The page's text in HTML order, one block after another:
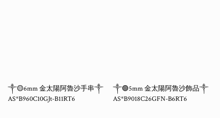
༒🟡6mm 金太陽阿魯沙手串༒
AS*B960C10GJt-B11RT6
༒🟢5mm 金太陽阿魯沙飾品༒
AS*B9018C26GFN-B6RT6